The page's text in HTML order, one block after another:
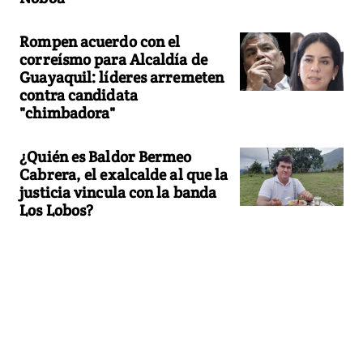
Rompen acuerdo con el
correísmo para Alcaldía de
Guayaquil: líderes arremeten
contra candidata
"chimbadora"
¿Quién es Baldor Bermeo
Cabrera, el exalcalde al que la
justicia vincula con la banda
Los Lobos?